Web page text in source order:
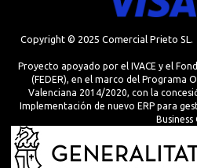
Copyright © 2025 Comercial Prieto
Proyecto apoyado por el IVACE y el
(FEDER), en el marco del Programa
Valenciana 2014/2020, con la
Implementación de nuevo ERP para
Business